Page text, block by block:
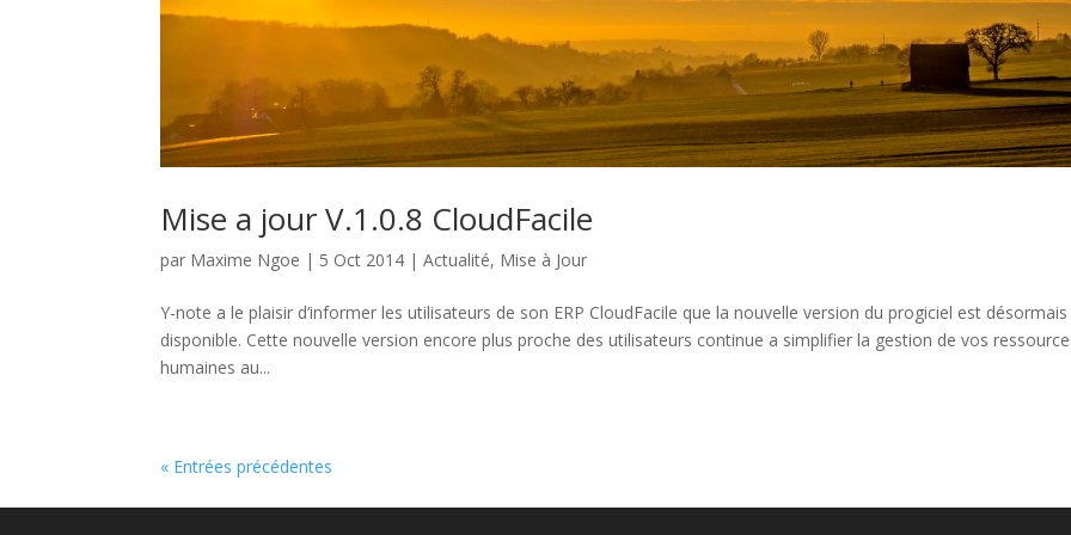
Mise a jour V.1.0.8 CloudFacile
par Maxime Ngoe | 5 Oct 2014 |Actualité, Mise à Jour
Y-note a le plaisir d’informer les utilisateurs de son ERP CloudFacile que la nouvelle version du progiciel est désormais
disponible. Cette nouvelle version encore plus proche des utilisateurs continue a simplifier la gestion de vos
humaines au...
« Entrées précédentes